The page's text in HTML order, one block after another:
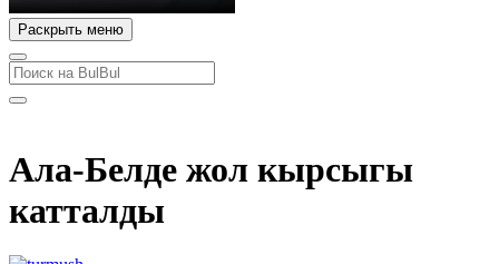
Раскрыть меню
Ала-Белде жол кырсыгы
катталды